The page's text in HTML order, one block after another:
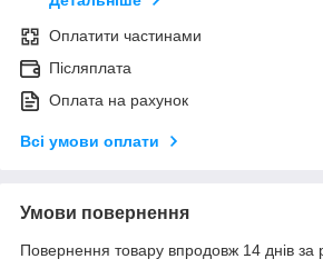
Оплатити частинами
Післяплата
Оплата на рахунок
Всі умови оплати
Умови повернення
Повернення товару впродовж 14 днів за